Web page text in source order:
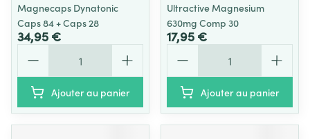
Magnecaps Dynatonic
Caps 84 + Caps 28
34,95 €
Ajouter au panier
Ultractive Magnesium
630mg Comp 30
17,95 €
Ajouter au panier